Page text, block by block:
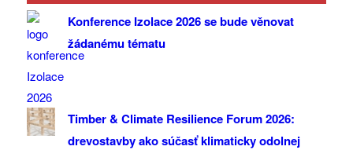
Konference Izolace 2026 se bude věnovat
žádanému tématu
Timber & Climate Resilience Forum 2026:
drevostavby ako súčasť klimaticky odolnej